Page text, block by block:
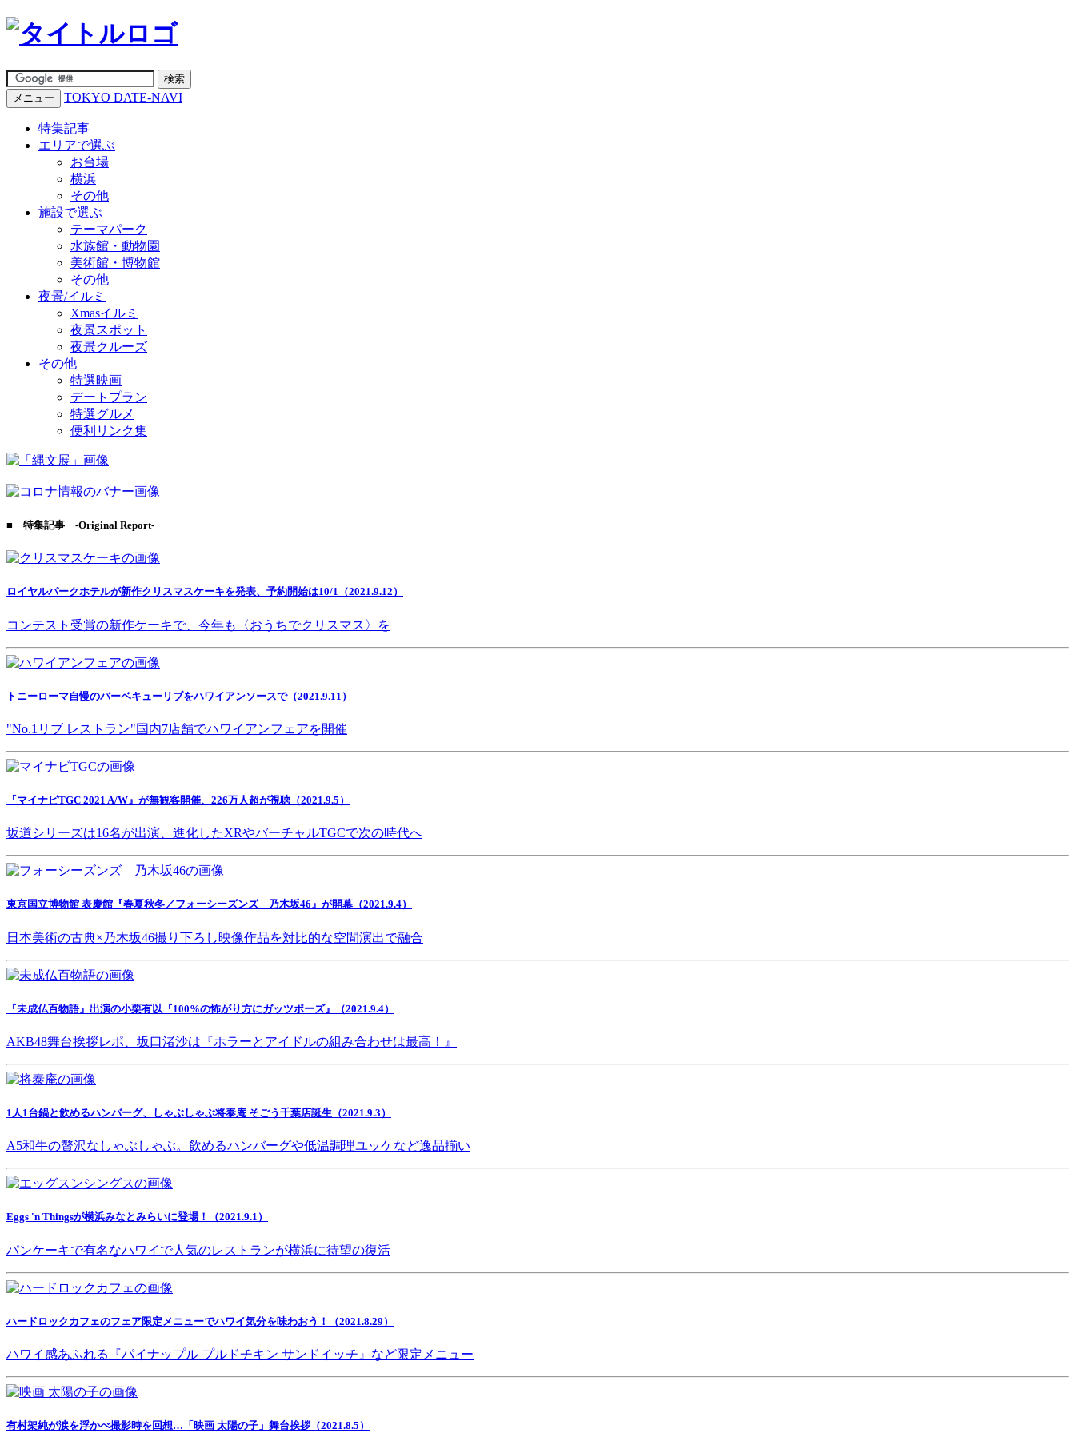
メニュー TOKYO DATE-NAVI
特集記事
エリアで選ぶ
お台場
横浜
その他
施設で選ぶ
テーマパーク
水族館・動物園
美術館・博物館
その他
夜景/イルミ
Xmasイルミ
夜景スポット
夜景クルーズ
その他
特選映画
デートプラン
特選グルメ
便利リンク集
■ 特集記事 -Original Report-
ロイヤルパークホテルが新作クリスマスケーキを発表、予約開始は10/1（2021.9.12）
コンテスト受賞の新作ケーキで、今年も〈おうちでクリスマス〉を
トニーローマ自慢のバーベキューリブをハワイアンソースで（2021.9.11）
"No.1リブ レストラン"国内7店舗でハワイアンフェアを開催
『マイナビTGC 2021 A/W』が無観客開催、226万人超が視聴（2021.9.5）
坂道シリーズは16名が出演、進化したXRやバーチャルTGCで次の時代へ
東京国立博物館 表慶館『春夏秋冬／フォーシーズンズ 乃木坂46』が開幕（2021.9.4）
日本美術の古典×乃木坂46撮り下ろし映像作品を対比的な空間演出で融合
『未成仏百物語』出演の小栗有以『100%の怖がり方にガッツポーズ』（2021.9.4）
AKB48舞台挨拶レポ、坂口渚沙は『ホラーとアイドルの組み合わせは最高！』
1人1台鍋と飲めるハンバーグ、しゃぶしゃぶ将泰庵 そごう千葉店誕生（2021.9.3）
A5和牛の贅沢なしゃぶしゃぶ。飲めるハンバーグや低温調理ユッケなど逸品揃い
Eggs 'n Thingsが横浜みなとみらいに登場！（2021.9.1）
パンケーキで有名なハワイで人気のレストランが横浜に待望の復活
ハードロックカフェのフェア限定メニューでハワイ気分を味わおう！（2021.8.29）
ハワイ感あふれる『パイナップル プルドチキン サンドイッチ』など限定メニュー
有村架純が涙を浮かべ撮影時を回想…「映画 太陽の子」舞台挨拶（2021.8.5）